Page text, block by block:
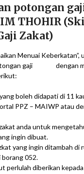
potongan
THOHIR
Zakat)
Menuai Keberkatan”,
gaji dengan
boleh didapati di 11
PPZ – MAIWP atau
anda untuk
ingin dibuat.
yang ingin ditambah di
borang 052.
perlulah diberikan